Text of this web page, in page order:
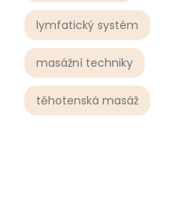
lymfatický systém
masážní techniky
těhotenská masáž